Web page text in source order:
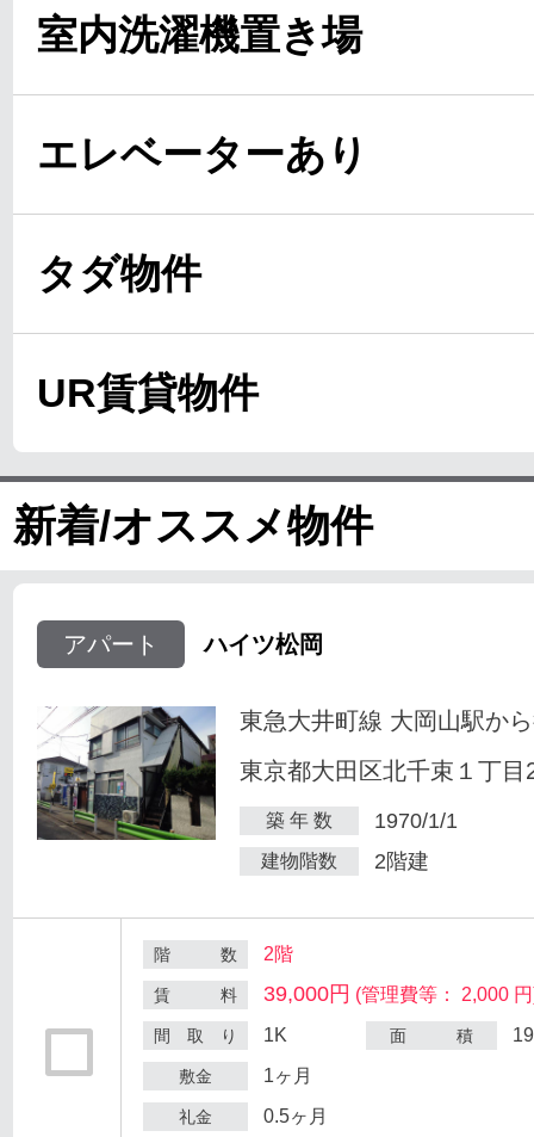
室内洗濯機置き場
エレベーターあり
タダ物件
UR賃貸物件
新着/オススメ物件
アパート ハイツ松岡
東急大井町線 大岡山駅か
東京都大田区北千束１丁目
築 年 数 1970/1/1
建物階数 2階建
階 数 2階
賃 料 39,000円 (管理費等： 2,000
間 取 り 1K 面 積
敷金 1ヶ月
礼金 0.5ヶ月